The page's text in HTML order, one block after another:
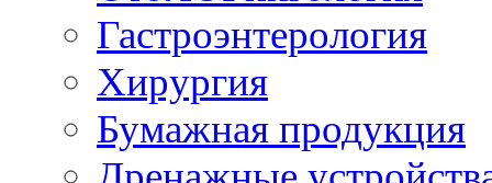
Гастроэнтерология
Хирургия
Бумажная продукция